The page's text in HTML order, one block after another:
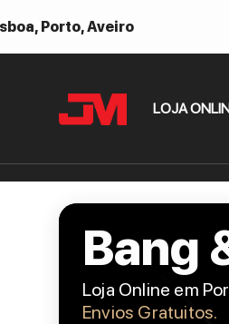
LOJA
Porto, Aveiro
Bang
Loja Online em
Envios Gratuitos.